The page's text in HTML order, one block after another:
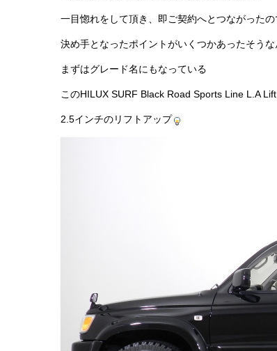
一目惚れをして頂き、即ご契約へとつながったの
決め手となったポイントがいくつかあったそうな
まずはグレード名にもなっている
このHILUX SURF Black Road Sports Line L.A
2.5インチのリフトアップ